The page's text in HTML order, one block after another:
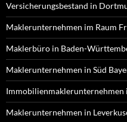
Versicherungsbestand in
Maklerunternehmen im Raum
Maklerbüro in Baden-
Maklerunternehmen in Süd
Immobilienmaklerunternehmen
Maklerunternehmen in